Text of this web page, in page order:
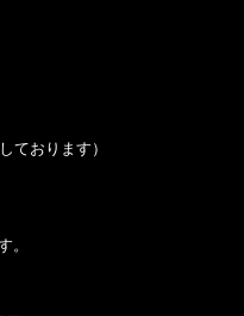
ております）
。